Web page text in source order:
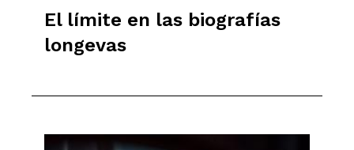
El límite en las biografías
longevas